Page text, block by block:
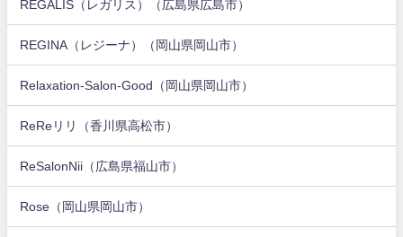
REGALIS（レガリス）（広島県広島市）
REGINA（レジーナ）（岡山県岡山市）
Relaxation-Salon-Good（岡山県岡山市）
ReReリリ（香川県高松市）
ReSalonNii（広島県福山市）
Rose（岡山県岡山市）